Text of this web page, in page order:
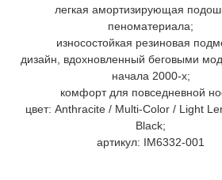
легкая амортизирующая
пеноматериала;
износостойкая резиновая
дизайн, вдохновленный беговыми
начала 2000-х;
комфорт для повседневной
цвет: Anthracite / Multi-Color / Light
Black;
артикул: IM6332-001